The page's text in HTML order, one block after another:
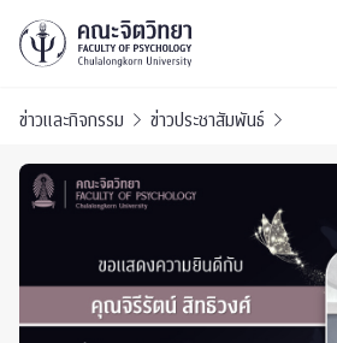
ข่าวและกิจกรรม ข่าวประชาสัมพันธ์